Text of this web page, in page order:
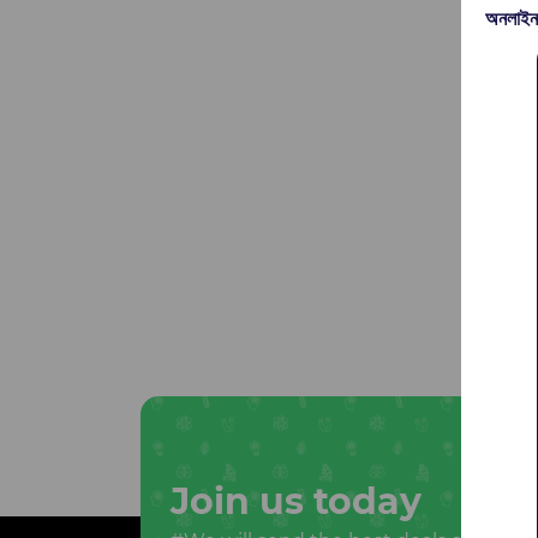
Join us today